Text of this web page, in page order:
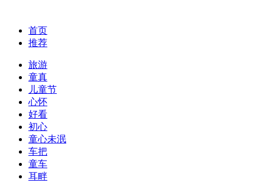
首页
推荐
旅游
童真
儿童节
心怀
好看
初心
童心未泯
车把
童车
耳畔